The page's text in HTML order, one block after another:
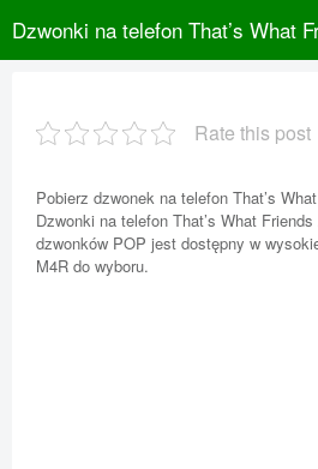
Dzwonki na telefon That’s What
Rate this post
Pobierz dzwonek na telefon That’s
Dzwonki na telefon That’s What
dzwonków POP jest dostępny w
M4R do wyboru.